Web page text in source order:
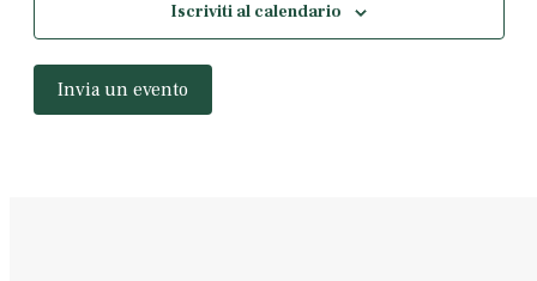
Iscriviti al calendario
Invia un evento